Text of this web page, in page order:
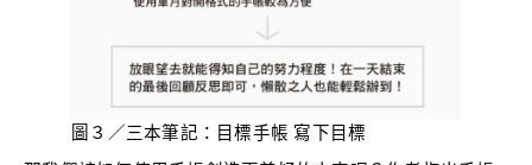
圖３／三本筆記：目標手帳 寫下目標